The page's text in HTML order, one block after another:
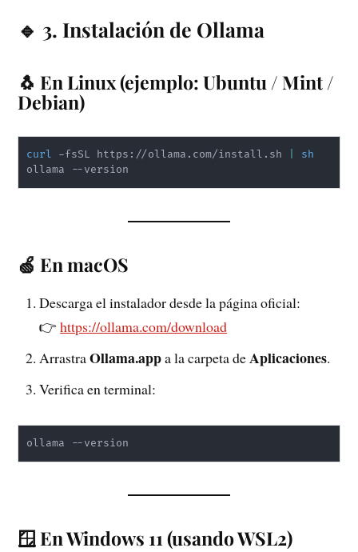
🔹 3. Instalación de Ollama
🐧 En Linux (ejemplo: Ubuntu / Mint /
Debian)
curl -fsSL https://ollama.com/install.sh
sh
ollama --version
🍏 En macOS
Descarga el instalador desde la página oficial:
👉https://ollama.com/download
ArrastraOllama.appa la carpeta deAplicaciones.
Verifica en terminal:
ollama --version
🪟 En Windows 11 (usando WSL2)